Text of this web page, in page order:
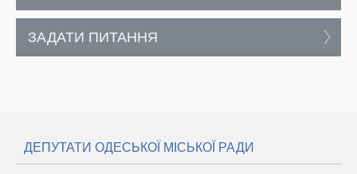
ЗАДАТИ ПИТАННЯ
ДЕПУТАТИ ОДЕСЬКОЇ МІСЬКОЇ РАДИ